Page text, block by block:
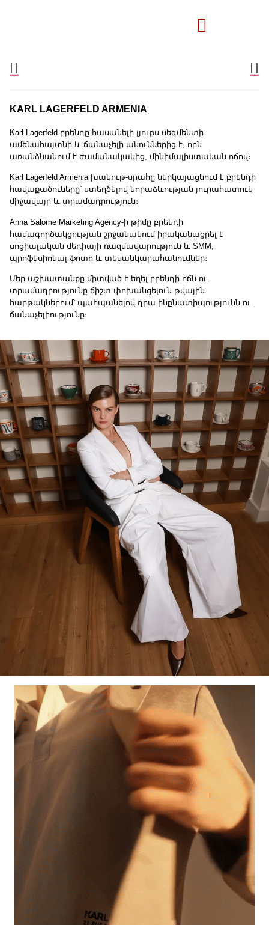
KARL LAGERFELD ARMENIA
Karl Lagerfeld բրենդը հասանելի լյուքս սեգմենտի
ամենահայտնի և ճանաչելի անուններից է, որն
առանձնանում է ժամանակակից, մինիմալիստական ոճով։
Karl Lagerfeld Armenia խանութ-սրահը ներկայացնում է բրենդի
հավաքածուները՝ ստեղծելով նորաձևության յուրահատուկ
միջավայր և տրամադրություն։
Anna Salome Marketing Agency-ի թիմը բրենդի
համագործակցության շրջանակում իրականացրել է
սոցիալական մեդիայի ռազմավարություն և SMM,
պրոֆեսիոնալ ֆոտո և տեսանկարահանումներ։
Մեր աշխատանքը միտված է եղել բրենդի ոճն ու
տրամադրությունը ճիշտ փոխանցելուն թվային
հարթակներում՝ պահպանելով դրա ինքնատիպությունն ու
ճանաչելիությունը։